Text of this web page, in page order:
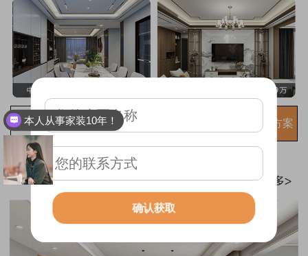
免费获取装修方案
确认获取
本人从事家装10年！